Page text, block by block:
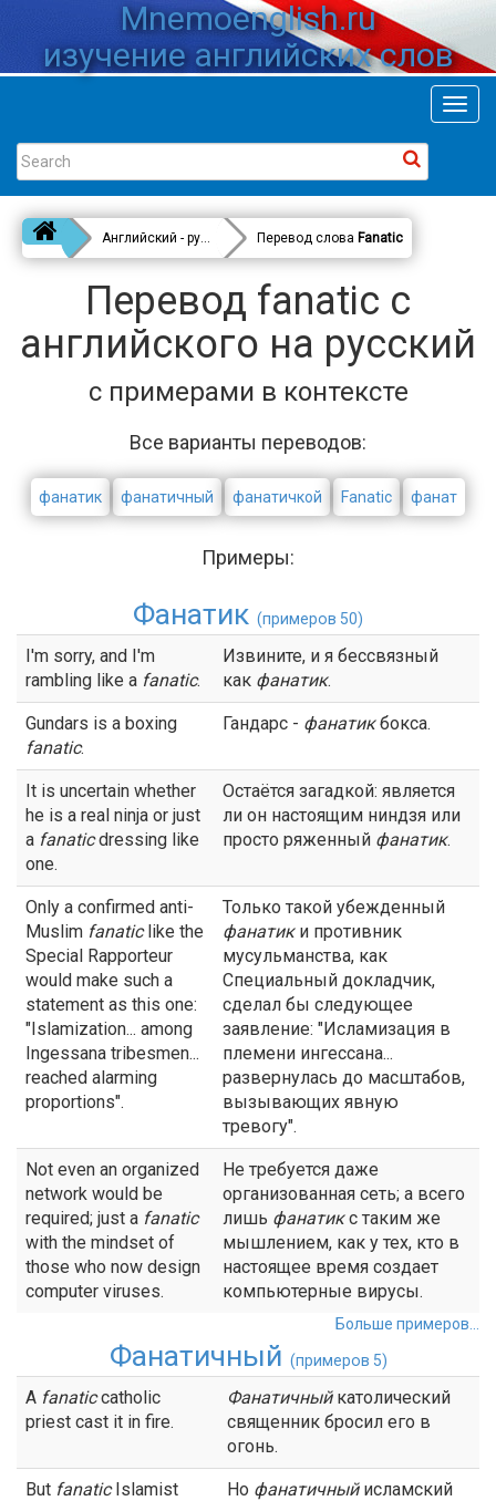
Mnemoenglish.ru
изучение английских слов
Английский - русский Перевод слова Fanatic
Перевод fanatic с
английского на русский
с примерами в контексте
Все варианты переводов:
фанатик фанатичный фанатичкой Fanatic фанат
Примеры:
Фанатик (примеров 50)
I'm sorry, and I'm
rambling like a fanatic.
Извините, и я бессвязный
как фанатик.
Gundars is a boxing
fanatic.
Гандарс - фанатикбокса.
It is uncertain whether
he is a real ninja or just
a fanaticdressing like
one.
Остаётся загадкой: является
ли он настоящим ниндзя или
просто ряженный фанатик.
Only a confirmed anti-
Muslim fanaticlike the
Special Rapporteur
would make such a
statement as this one:
"Islamization... among
Ingessana tribesmen...
reached alarming
proportions".
Только такой убежденный
фанатики противник
мусульманства, как
Специальный докладчик,
сделал бы следующее
заявление: "Исламизация в
племени ингессана...
развернулась до масштабов,
вызывающих явную
тревогу".
Not even an organized
network would be
required; just a fanatic
with the mindset of
those who now design
computer viruses.
Не требуется даже
организованная сеть; а всего
лишь фанатикс таким же
мышлением, как у тех, кто в
настоящее время создает
компьютерные вирусы.
Больше примеров...
Фанатичный (примеров 5)
A fanaticcatholic
priest cast it in fire.
Фанатичныйкатолический
священник бросил его в
огонь.
But fanaticIslamist
Но фанатичныйисламский